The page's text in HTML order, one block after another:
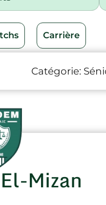
Carrière
Catégorie:
Mizan